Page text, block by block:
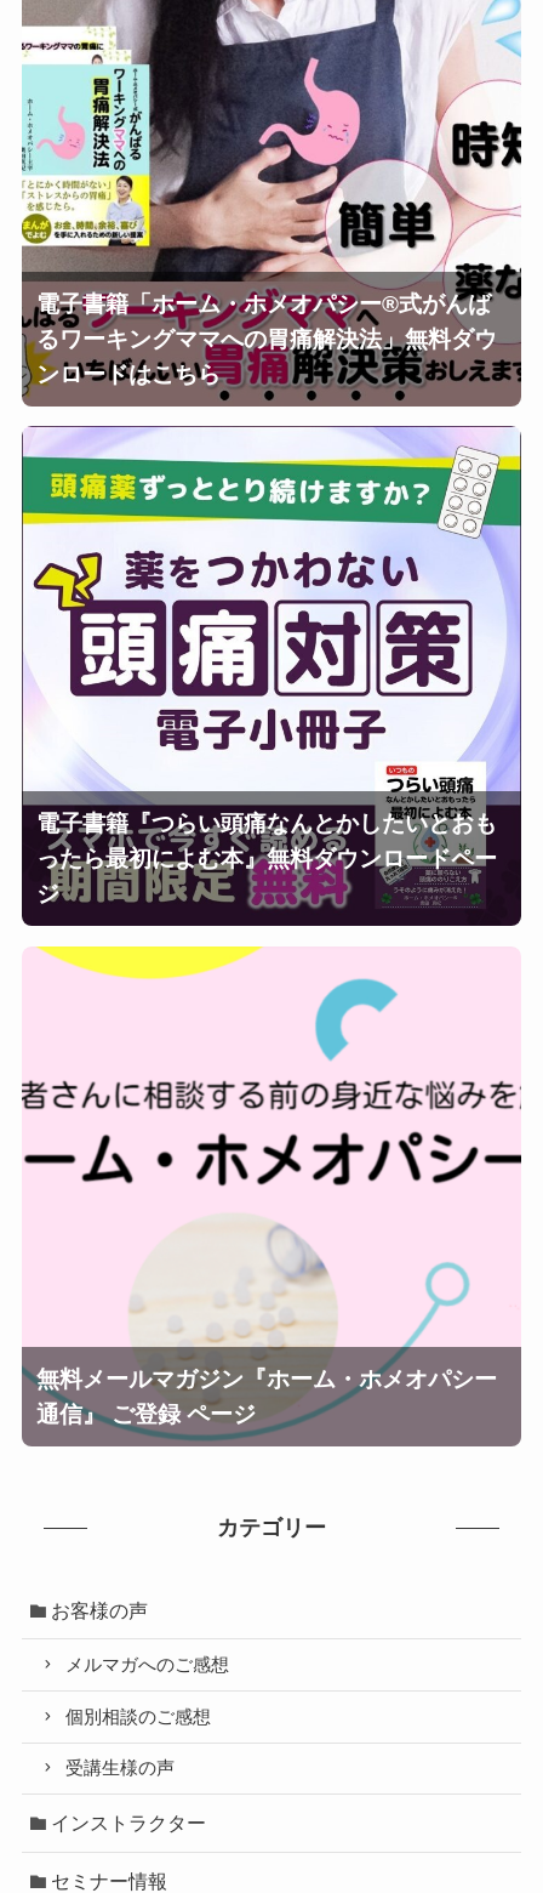
電子書籍「ホーム・ホメオパシー®︎式がんば
るワーキングママへの胃痛解決法」無料ダウ
ンロードはこちら
電子書籍『つらい頭痛なんとかしたいとおも
ったら最初によむ本』無料ダウンロードペー
ジ
無料メールマガジン『ホーム・ホメオパシー
通信』 ご登録 ページ
カテゴリー
お客様の声
メルマガへのご感想
個別相談のご感想
受講生様の声
インストラクター
セミナー情報